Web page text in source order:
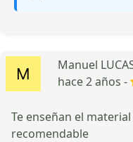
Manuel
hace 2 años -
Te enseñan el
recomendable